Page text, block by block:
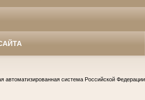
автоматизированная система Российской